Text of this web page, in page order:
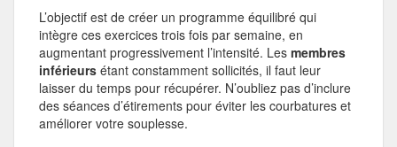
L’objectif est de créer un programme équilibré qui
intègre ces exercices trois fois par semaine, en
augmentant progressivement l’intensité. Les membres
inférieurs étant constamment sollicités, il faut leur
laisser du temps pour récupérer. N’oubliez pas d’inclure
des séances d’étirements pour éviter les courbatures et
améliorer votre souplesse.